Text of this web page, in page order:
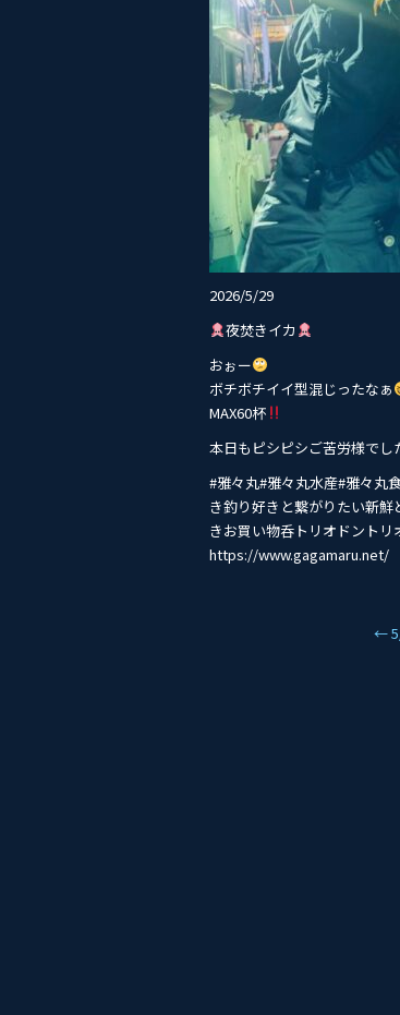
2026/5/29
夜焚きイカ
おぉー
ボチボチイイ型混じったなぁ
MAX60杯
本日もピシピシご苦労様でし
#雅々丸#雅々丸水産#雅々丸
き釣り好きと繋がりたい新
きお買い物呑トリオドントリ
https://www.gagamaru.net/
←